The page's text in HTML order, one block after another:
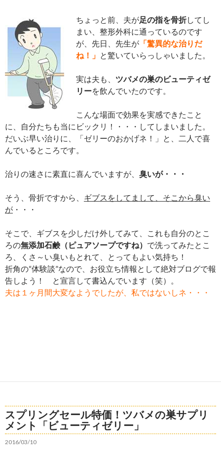
ちょっと前、夫が足の指を骨折してし
まい、整形外科に通っているのです
が、先日、先生が 「驚異的な治りだ
ね！」 と驚いていらっしゃいました。
実は夫も、 ツバメの巣のビューティゼ
リーを飲んでいたのです。
こんな場面で効果を実感できたこと
に、自分たちも当にビックリ！・・・してしまいました。
だいぶ早い治りに、「ゼリーのおかげネ！」と、二人で喜
んでいるところです。
治りの速さに素直に喜んでいますが、 臭いが・・・
そう、骨折ですから、 ギブスをしてまして、そこから臭い
が ・・・
そこで、ギブスを少しだけ外してみて、これも自分のとこ
ろの無添加石鹸（ピュアソープですね） で洗ってみたとこ
ろ、くさ～い臭いもとれて、とってもよい気持ち！
折角の“体験談”なので、お役立ち情報として絶対ブログで報
告しよう！ と宣言して書込んでいます（笑）。
夫は１ヶ月間大変なようでしたが、私ではないしネ・・・
スプリングセール特価！ツバメの巣サプリ
メント「ビューティゼリー」
2016/03/10